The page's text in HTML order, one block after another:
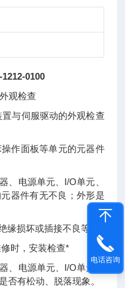
0100
观检查
与伺服驱动的外观检查
作面板等单元的元器件
电源单元、I/O单元、
器件有无不良；外形是
损坏或插接不良等。
时，安装检查*
电源单元、I/O单元、
否有松动、脱落现象。
电话咨询